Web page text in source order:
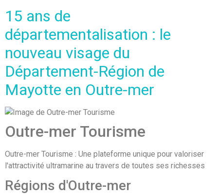
15 ans de
départementalisation : le
nouveau visage du
Département-Région de
Mayotte en Outre-mer
Outre-mer Tourisme
Outre-mer Tourisme : Une plateforme unique pour valoriser
l'attractivité ultramarine au travers de toutes ses richesses
Régions d'Outre-mer